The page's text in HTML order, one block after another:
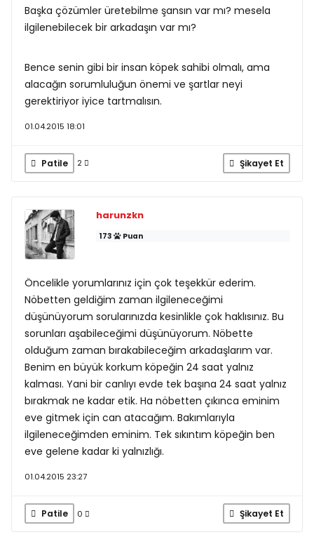
Başka çözümler üretebilme şansın var mı? mesela
ilgilenebilecek bir arkadaşın var mı?
Bence senin gibi bir insan köpek sahibi olmalı, ama
alacağın sorumluluğun önemi ve şartlar neyi
gerektiriyor iyice tartmalısın.
01.04.2015 18:01
Patile 2 Şikayet Et
harunzkn
173 Puan
Öncelikle yorumlarınız için çok teşekkür ederim.
Nöbetten geldiğim zaman ilgileneceğimi
düşünüyorum sorularınızda kesinlikle çok haklısınız. Bu
sorunları aşabileceğimi düşünüyorum. Nöbette
olduğum zaman bırakabileceğim arkadaşlarım var.
Benim en büyük korkum köpeğin 24 saat yalnız
kalması. Yani bir canlıyı evde tek başına 24 saat yalnız
bırakmak ne kadar etik. Ha nöbetten çıkınca eminim
eve gitmek için can atacağım. Bakımlarıyla
ilgileneceğimden eminim. Tek sıkıntım köpeğin ben
eve gelene kadar ki yalnızlığı.
01.04.2015 23:27
Patile 0 Şikayet Et